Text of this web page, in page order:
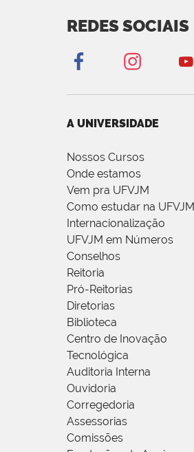
REDES SOCIAIS
A UNIVERSIDADE
Nossos Cursos
Onde estamos
Vem pra UFVJM
Como estudar na UFVJM
Internacionalização
UFVJM em Números
Conselhos
Reitoria
Pró-Reitorias
Diretorias
Biblioteca
Centro de Inovação
Tecnológica
Auditoria Interna
Ouvidoria
Corregedoria
Assessorias
Comissões